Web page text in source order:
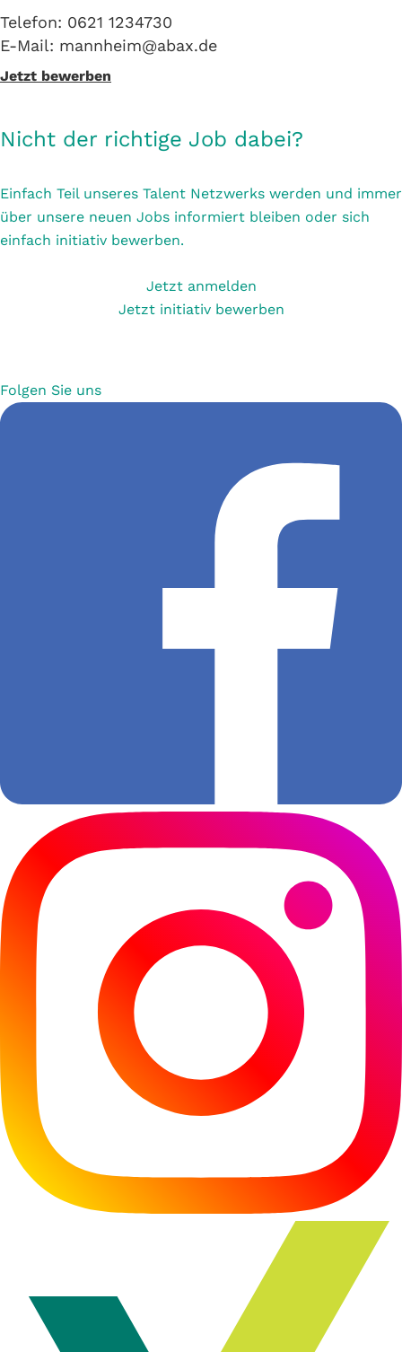
Telefon: 0621 1234730
E-Mail: mannheim@abax.de
Jetzt bewerben
Nicht der richtige Job dabei?
Einfach Teil unseres Talent Netzwerks werden und immer
über unsere neuen Jobs informiert bleiben oder sich
einfach initiativ bewerben.
Jetzt anmelden
Jetzt initiativ bewerben
Folgen Sie uns